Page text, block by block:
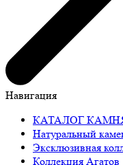
Навигация
КАТАЛОГ
Натуральный
Эксклюзивная
Коллекция Агатов